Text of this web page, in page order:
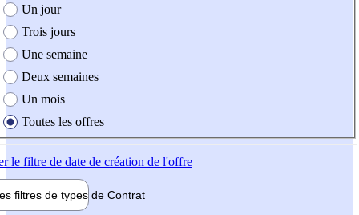
création de l'offre
Un jour
Trois jours
Une semaine
Deux semaines
Un mois
Toutes les offres
le filtre de date de création de l'offre
filtres de types de Contrat